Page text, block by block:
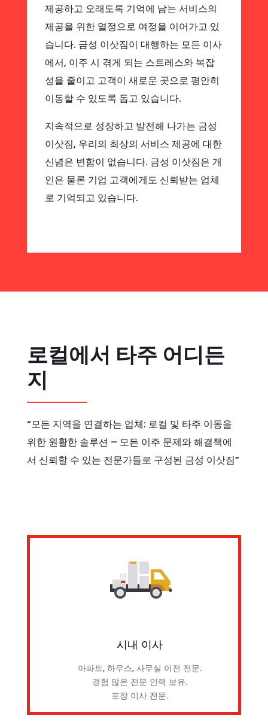
제공하고 오래도록 기억에 남는 서비스의
제공을 위한 열정으로 여정을 이어가고 있
습니다. 금성 이삿짐이 대행하는 모든 이사
에서, 이주 시 겪게 되는 스트레스와 복잡
성을 줄이고 고객이 새로운 곳으로 평안히
이동할 수 있도록 돕고 있습니다.
지속적으로 성장하고 발전해 나가는 금성
이삿짐, 우리의 최상의 서비스 제공에 대한
신념은 변함이 없습니다. 금성 이삿짐은 개
인은 물론 기업 고객에게도 신뢰받는 업체
로 기억되고 있습니다.
로컬에서 타주 어디든
지
“모든 지역을 연결하는 업체: 로컬 및 타주 이동을
위한 원활한 솔루션 – 모든 이주 문제와 해결책에
서 신뢰할 수 있는 전문가들로 구성된 금성 이삿짐”
시내 이사
아파트, 하우스, 사무실 이전 전문.
경험 많은 전문 인력 보유.
포장 이사 전문.